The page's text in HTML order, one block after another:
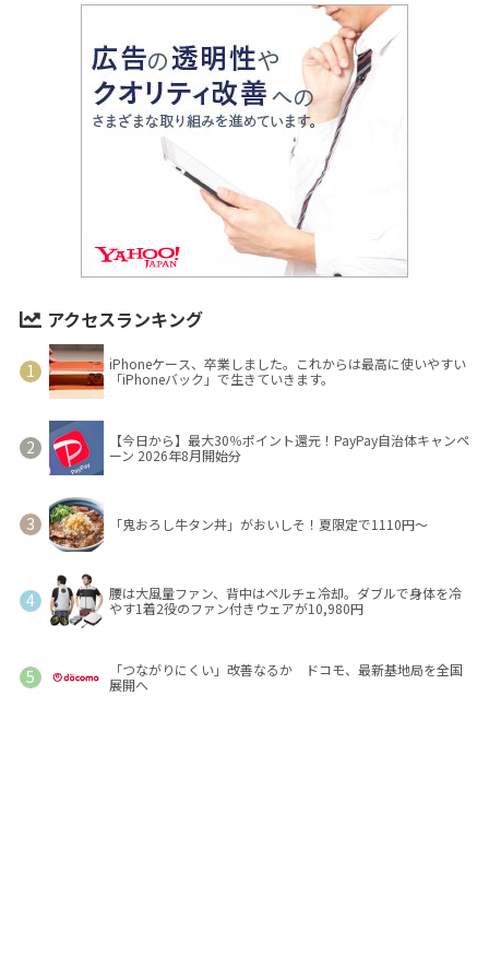
アクセスランキング
iPhoneケース、卒業しました。これからは最高に使いやすい
「iPhoneバック」で生きていきます。
【今日から】最大30％ポイント還元！PayPay自治体キャンペ
ーン 2026年8月開始分
「鬼おろし牛タン丼」がおいしそ！夏限定で1110円～
腰は大風量ファン、背中はペルチェ冷却。ダブルで身体を冷
やす1着2役のファン付きウェアが10,980円
「つながりにくい」改善なるか ドコモ、最新基地局を全国
展開へ